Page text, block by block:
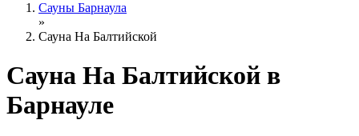
Сауны Барнаула
»
Сауна На Балтийской
Сауна На Балтийской в
Барнауле